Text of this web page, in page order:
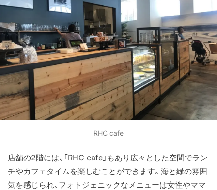
RHC cafe
店舗の2階には、「RHC cafe」もあり広々とした空間でラン
チやカフェタイムを楽しむことができます。海と緑の雰囲
気を感じられ、フォトジェニックなメニューは女性やママ